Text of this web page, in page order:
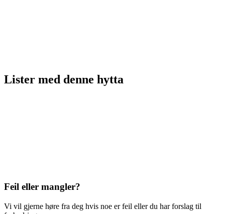
Lister med denne hytta
Feil eller mangler?
Vi vil gjerne høre fra deg hvis noe er feil eller du har forslag til